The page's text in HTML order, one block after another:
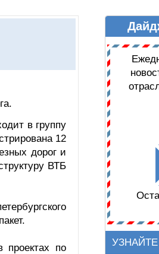
ДАЙДЖЕСТ
в группу
12
дорог и
ВТБ
по